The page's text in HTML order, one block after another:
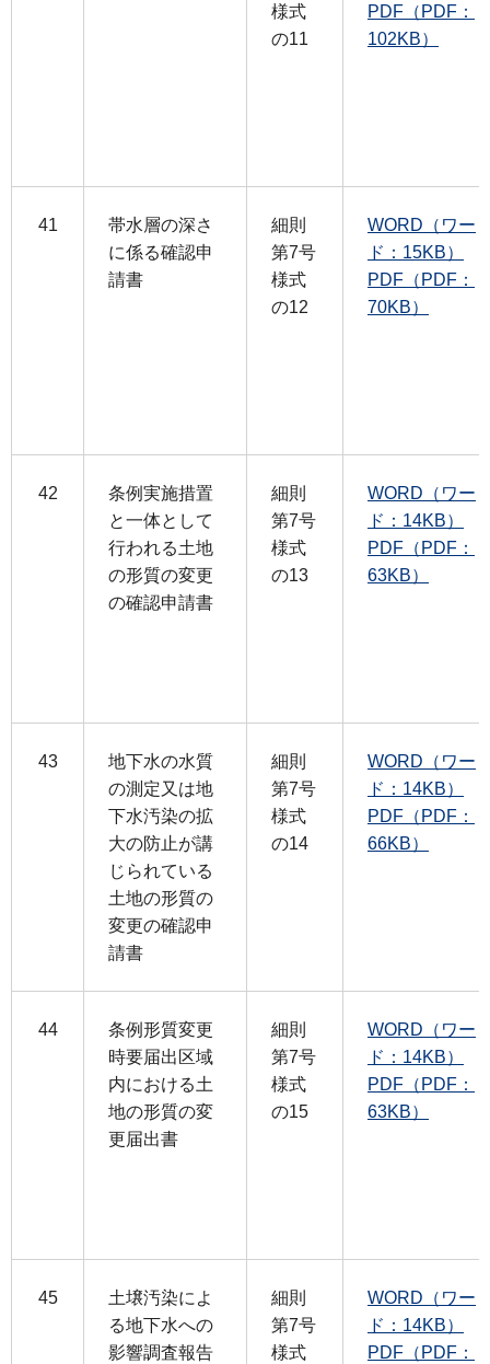
様式
の11
PDF（PDF：
102KB）
41
帯水層の深さ
に係る確認申
請書
細則
第7号
様式
の12
WORD（ワー
ド：15KB）
PDF（PDF：
70KB）
42
条例実施措置
と一体として
行われる土地
の形質の変更
の確認申請書
細則
第7号
様式
の13
WORD（ワー
ド：14KB）
PDF（PDF：
63KB）
43
地下水の水質
の測定又は地
下水汚染の拡
大の防止が講
じられている
土地の形質の
変更の確認申
請書
細則
第7号
様式
の14
WORD（ワー
ド：14KB）
PDF（PDF：
66KB）
44
条例形質変更
時要届出区域
内における土
地の形質の変
更届出書
細則
第7号
様式
の15
WORD（ワー
ド：14KB）
PDF（PDF：
63KB）
45
土壌汚染によ
る地下水への
影響調査報告
細則
第7号
様式
WORD（ワー
ド：14KB）
PDF（PDF：